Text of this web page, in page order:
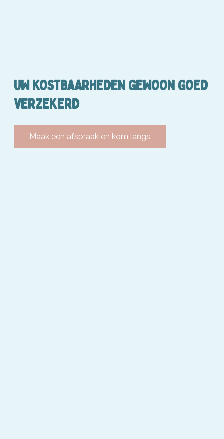
UW KOSTBAARHEDEN GEWOON GOED
VERZEKERD
Maak een afspraak en kom langs